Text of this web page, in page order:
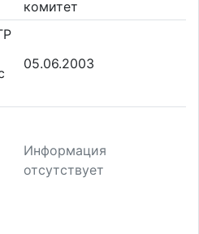
комитет
05.06.2003
Информация
отсутствует